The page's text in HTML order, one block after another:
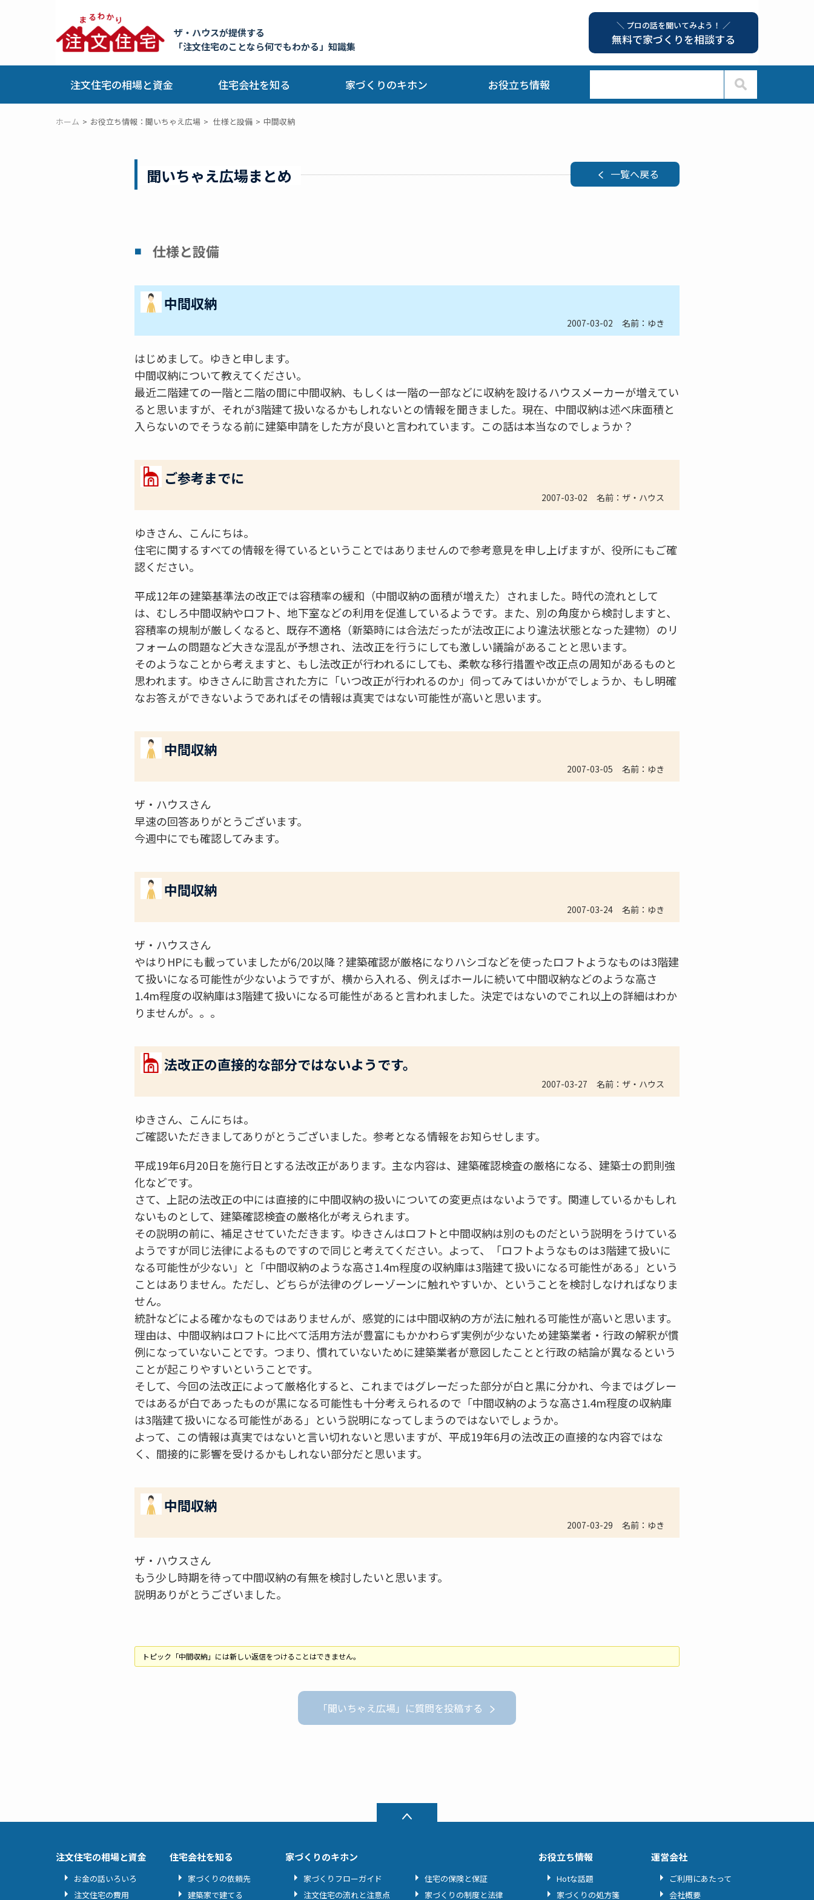
ザ・ハウスが提供する
「注文住宅のことなら何でもわかる」知識集
＼ プロの話を聞いてみよう！ ／
無料で家づくりを相談する
注文住宅の相場と資金 住宅会社を知る 家づくりのキホン お役立ち情報
ホーム お役立ち情報：聞いちゃえ広場 仕様と設備 中間収納
聞いちゃえ広場まとめ 一覧へ戻る
仕様と設備
中間収納
2007-03-02 名前：ゆき
はじめまして。ゆきと申します。
中間収納について教えてください。
最近二階建ての一階と二階の間に中間収納、もしくは一階の一部などに収納を設けるハウスメーカーが増えてい
ると思いますが、それが3階建て扱いなるかもしれないとの情報を聞きました。現在、中間収納は述べ床面積と
入らないのでそうなる前に建築申請をした方が良いと言われています。この話は本当なのでしょうか？
ご参考までに
2007-03-02 名前：ザ・ハウス
ゆきさん、こんにちは。
住宅に関するすべての情報を得ているということではありませんので参考意見を申し上げますが、役所にもご確
認ください。
平成12年の建築基準法の改正では容積率の緩和（中間収納の面積が増えた）されました。時代の流れとして
は、むしろ中間収納やロフト、地下室などの利用を促進しているようです。また、別の角度から検討しますと、
容積率の規制が厳しくなると、既存不適格（新築時には合法だったが法改正により違法状態となった建物）のリ
フォームの問題など大きな混乱が予想され、法改正を行うにしても激しい議論があることと思います。
そのようなことから考えますと、もし法改正が行われるにしても、柔軟な移行措置や改正点の周知があるものと
思われます。ゆきさんに助言された方に「いつ改正が行われるのか」伺ってみてはいかがでしょうか、もし明確
なお答えができないようであればその情報は真実ではない可能性が高いと思います。
中間収納
2007-03-05 名前：ゆき
ザ・ハウスさん
早速の回答ありがとうございます。
今週中にでも確認してみます。
中間収納
2007-03-24 名前：ゆき
ザ・ハウスさん
やはりHPにも載っていましたが6/20以降？建築確認が厳格になりハシゴなどを使ったロフトようなものは3階建
て扱いになる可能性が少ないようですが、横から入れる、例えばホールに続いて中間収納などのような高さ
1.4m程度の収納庫は3階建て扱いになる可能性があると言われました。決定ではないのでこれ以上の詳細はわか
りませんが。。。
法改正の直接的な部分ではないようです。
2007-03-27 名前：ザ・ハウス
ゆきさん、こんにちは。
ご確認いただきましてありがとうございました。参考となる情報をお知らせします。
平成19年6月20日を施行日とする法改正があります。主な内容は、建築確認検査の厳格になる、建築士の罰則強
化などです。
さて、上記の法改正の中には直接的に中間収納の扱いについての変更点はないようです。関連しているかもしれ
ないものとして、建築確認検査の厳格化が考えられます。
その説明の前に、補足させていただきます。ゆきさんはロフトと中間収納は別のものだという説明をうけている
ようですが同じ法律によるものですので同じと考えてください。よって、「ロフトようなものは3階建て扱いに
なる可能性が少ない」と「中間収納のような高さ1.4m程度の収納庫は3階建て扱いになる可能性がある」という
ことはありません。ただし、どちらが法律のグレーゾーンに触れやすいか、ということを検討しなければなりま
せん。
統計などによる確かなものではありませんが、感覚的には中間収納の方が法に触れる可能性が高いと思います。
理由は、中間収納はロフトに比べて活用方法が豊富にもかかわらず実例が少ないため建築業者・行政の解釈が慣
例になっていないことです。つまり、慣れていないために建築業者が意図したことと行政の結論が異なるという
ことが起こりやすいということです。
そして、今回の法改正によって厳格化すると、これまではグレーだった部分が白と黒に分かれ、今まではグレー
ではあるが白であったものが黒になる可能性も十分考えられるので「中間収納のような高さ1.4m程度の収納庫
は3階建て扱いになる可能性がある」という説明になってしまうのではないでしょうか。
よって、この情報は真実ではないと言い切れないと思いますが、平成19年6月の法改正の直接的な内容ではな
く、間接的に影響を受けるかもしれない部分だと思います。
中間収納
2007-03-29 名前：ゆき
ザ・ハウスさん
もう少し時期を待って中間収納の有無を検討したいと思います。
説明ありがとうございました。
トピック「中間収納」には新しい返信をつけることはできません。
「聞いちゃえ広場」に質問を投稿する
注文住宅の相場と資金
お金の話いろいろ
注文住宅の費用
住宅会社を知る
家づくりの依頼先
建築家で建てる
家づくりのキホン
家づくりフローガイド
注文住宅の流れと注意点
住宅の保険と保証
家づくりの制度と法律
お役立ち情報
Hotな話題
家づくりの処方箋
運営会社
ご利用にあたって
会社概要